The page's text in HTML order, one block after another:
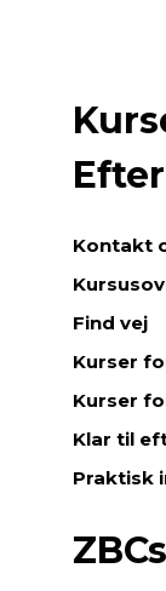
Kontakt
Find vej
Kurser
Kurser
Klar til
Praktisk